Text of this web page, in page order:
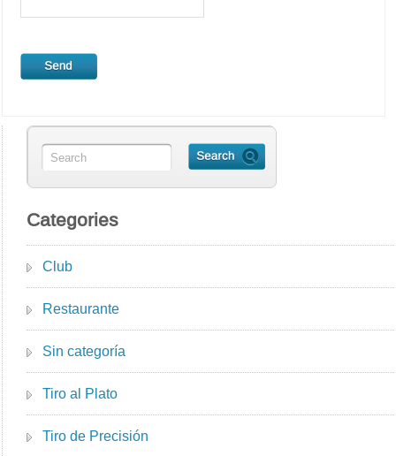
Categories
Club
Restaurante
Sin categoría
Tiro al Plato
Tiro de Precisión